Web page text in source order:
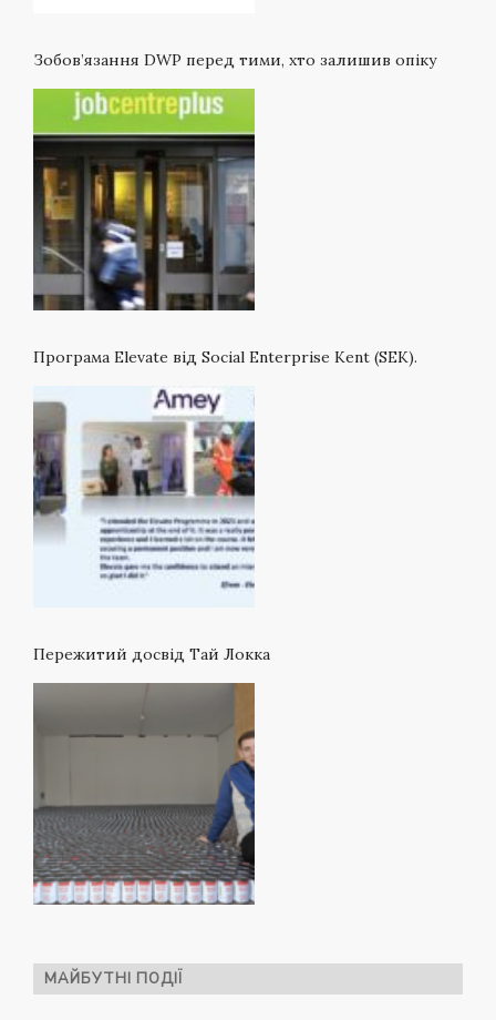
Зобов’язання DWP перед тими, хто залишив опіку
Програма Elevate від Social Enterprise Kent (SEK).
Пережитий досвід Тай Локка
МАЙБУТНІ ПОДІЇ